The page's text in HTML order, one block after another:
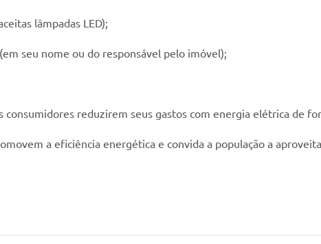
lâmpadas LED);
seu nome ou do responsável pelo imóvel);
consumidores reduzirem seus gastos com energia elétrica de
a eficiência energética e convida a população a